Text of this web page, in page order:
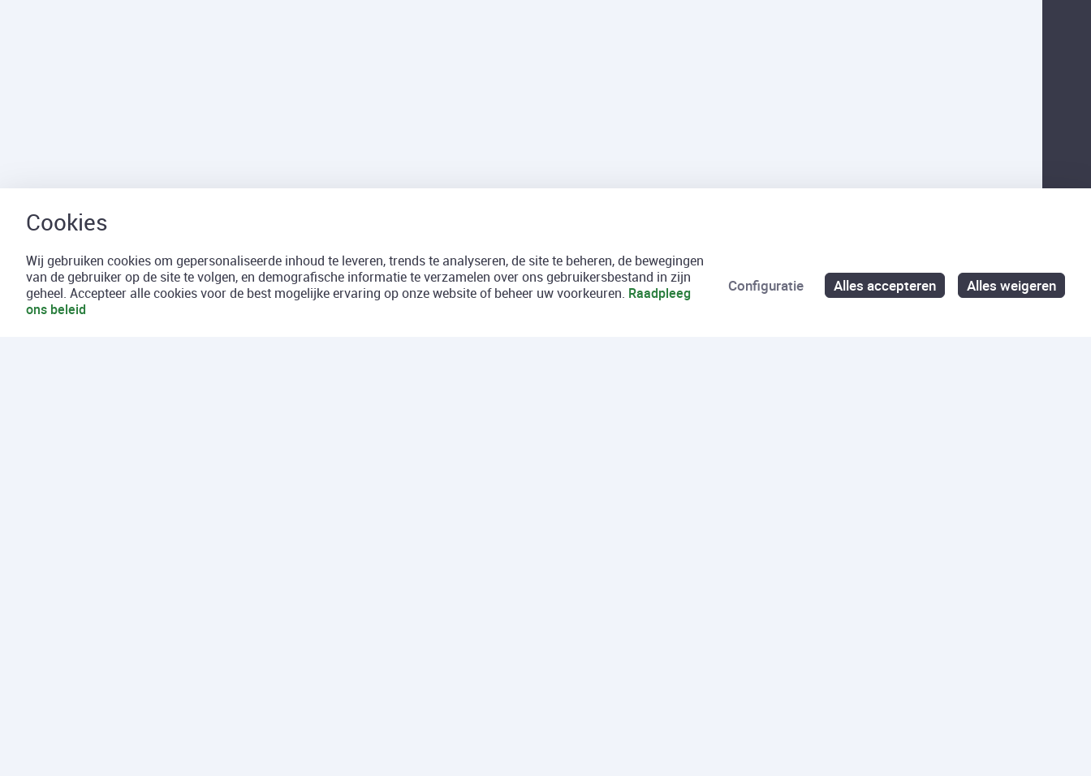
Wij gebruiken cookies om gepersonaliseerde inhoud te leveren, trends te analyseren, de site te beheren, de bewegingen
van de gebruiker op de site te volgen, en demografische informatie te verzamelen over ons gebruikersbestand in zijn
geheel. Accepteer alle cookies voor de best mogelijke ervaring op onze website of beheer uw voorkeuren. Raadpleeg
ons beleid
Configuratie Alles accepteren Alles weigeren